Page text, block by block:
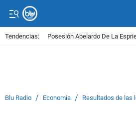
Tendencias: Posesión Abelardo De La
Blu Radio / Economía / Resultados de las